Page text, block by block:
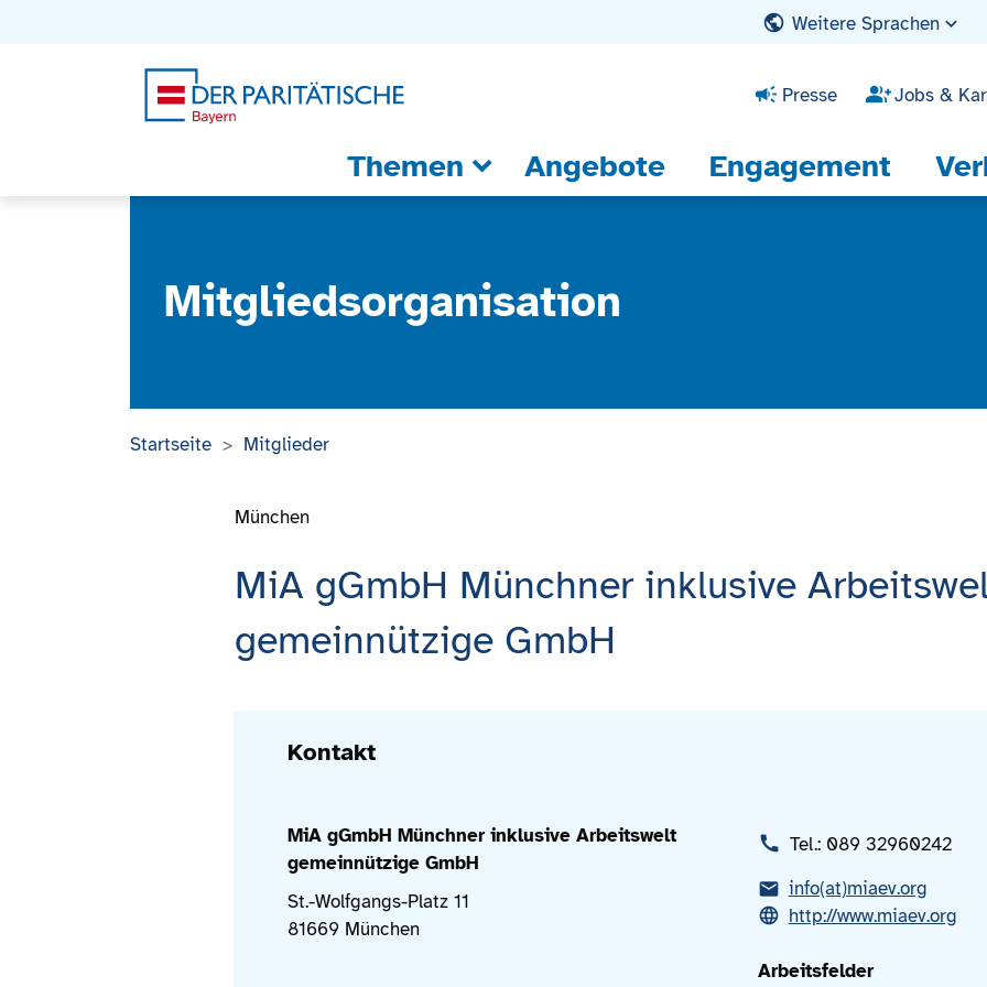
Weitere Sprachen
Presse Jobs &
Themen Angebote Engagement
Mitgliedsorganisation
Startseite Mitglieder
MiA gGmbH Münchner inklusive
gemeinnützige GmbH
München
Kontakt
MiA gGmbH Münchner inklusive Arbeitswelt
gemeinnützige GmbH
St.-Wolfgangs-Platz 11
81669 München
Tel.: 089 32960242
info(at)miaev.org
http://www.miaev.org
Arbeitsfelder